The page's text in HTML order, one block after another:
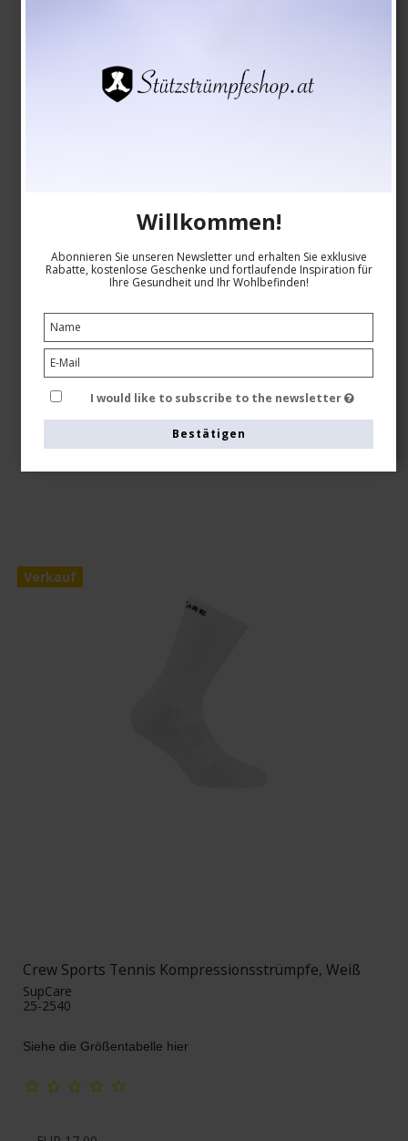
25-2550
EUR 17,00
EUR 14,00
Produkt anzeigen
Verkauf
Crew Sports Tennis Kompressionsstrümpfe, Weiß
SupCare
25-2540
Siehe die Größentabelle hier
Willkommen!
Abonnieren Sie unseren Newsletter und erhalten Sie exklusive
Rabatte, kostenlose Geschenke und fortlaufende Inspiration für
Ihre Gesundheit und Ihr Wohlbefinden!
I would like to subscribe to the newsletter
Bestätigen